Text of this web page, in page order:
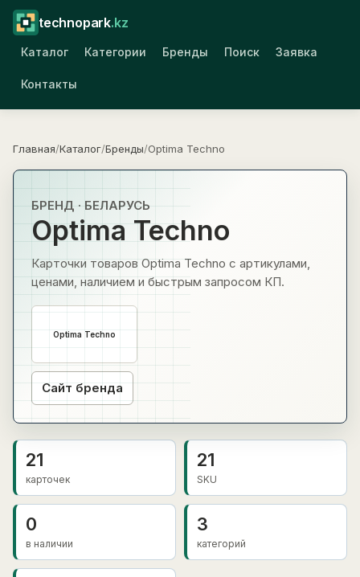
technopark.kz
Каталог Категории Бренды Поиск Заявка
Контакты
Главная/Каталог/Бренды/Optima Techno
БРЕНД · БЕЛАРУСЬ
Optima Techno
Карточки товаров Optima Techno с артикулами,
ценами, наличием и быстрым запросом КП.
Optima Techno
Сайт бренда
21
карточек
21
SKU
0
в наличии
3
категорий